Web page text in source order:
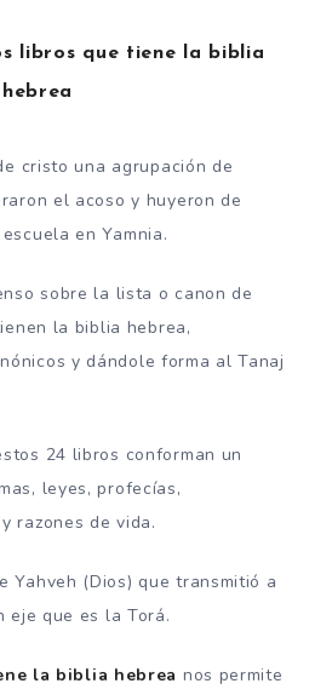
libros que tiene la biblia
hebrea
cristo una agrupación de
el acoso y huyeron de
en Yamnia.
sobre la lista o canon de
la biblia hebrea,
y dándole forma al Tanaj
24 libros conforman un
leyes, profecías,
razones de vida.
Yahveh (Dios) que transmitió a
eje que es la Torá.
la biblia hebrea nos permite